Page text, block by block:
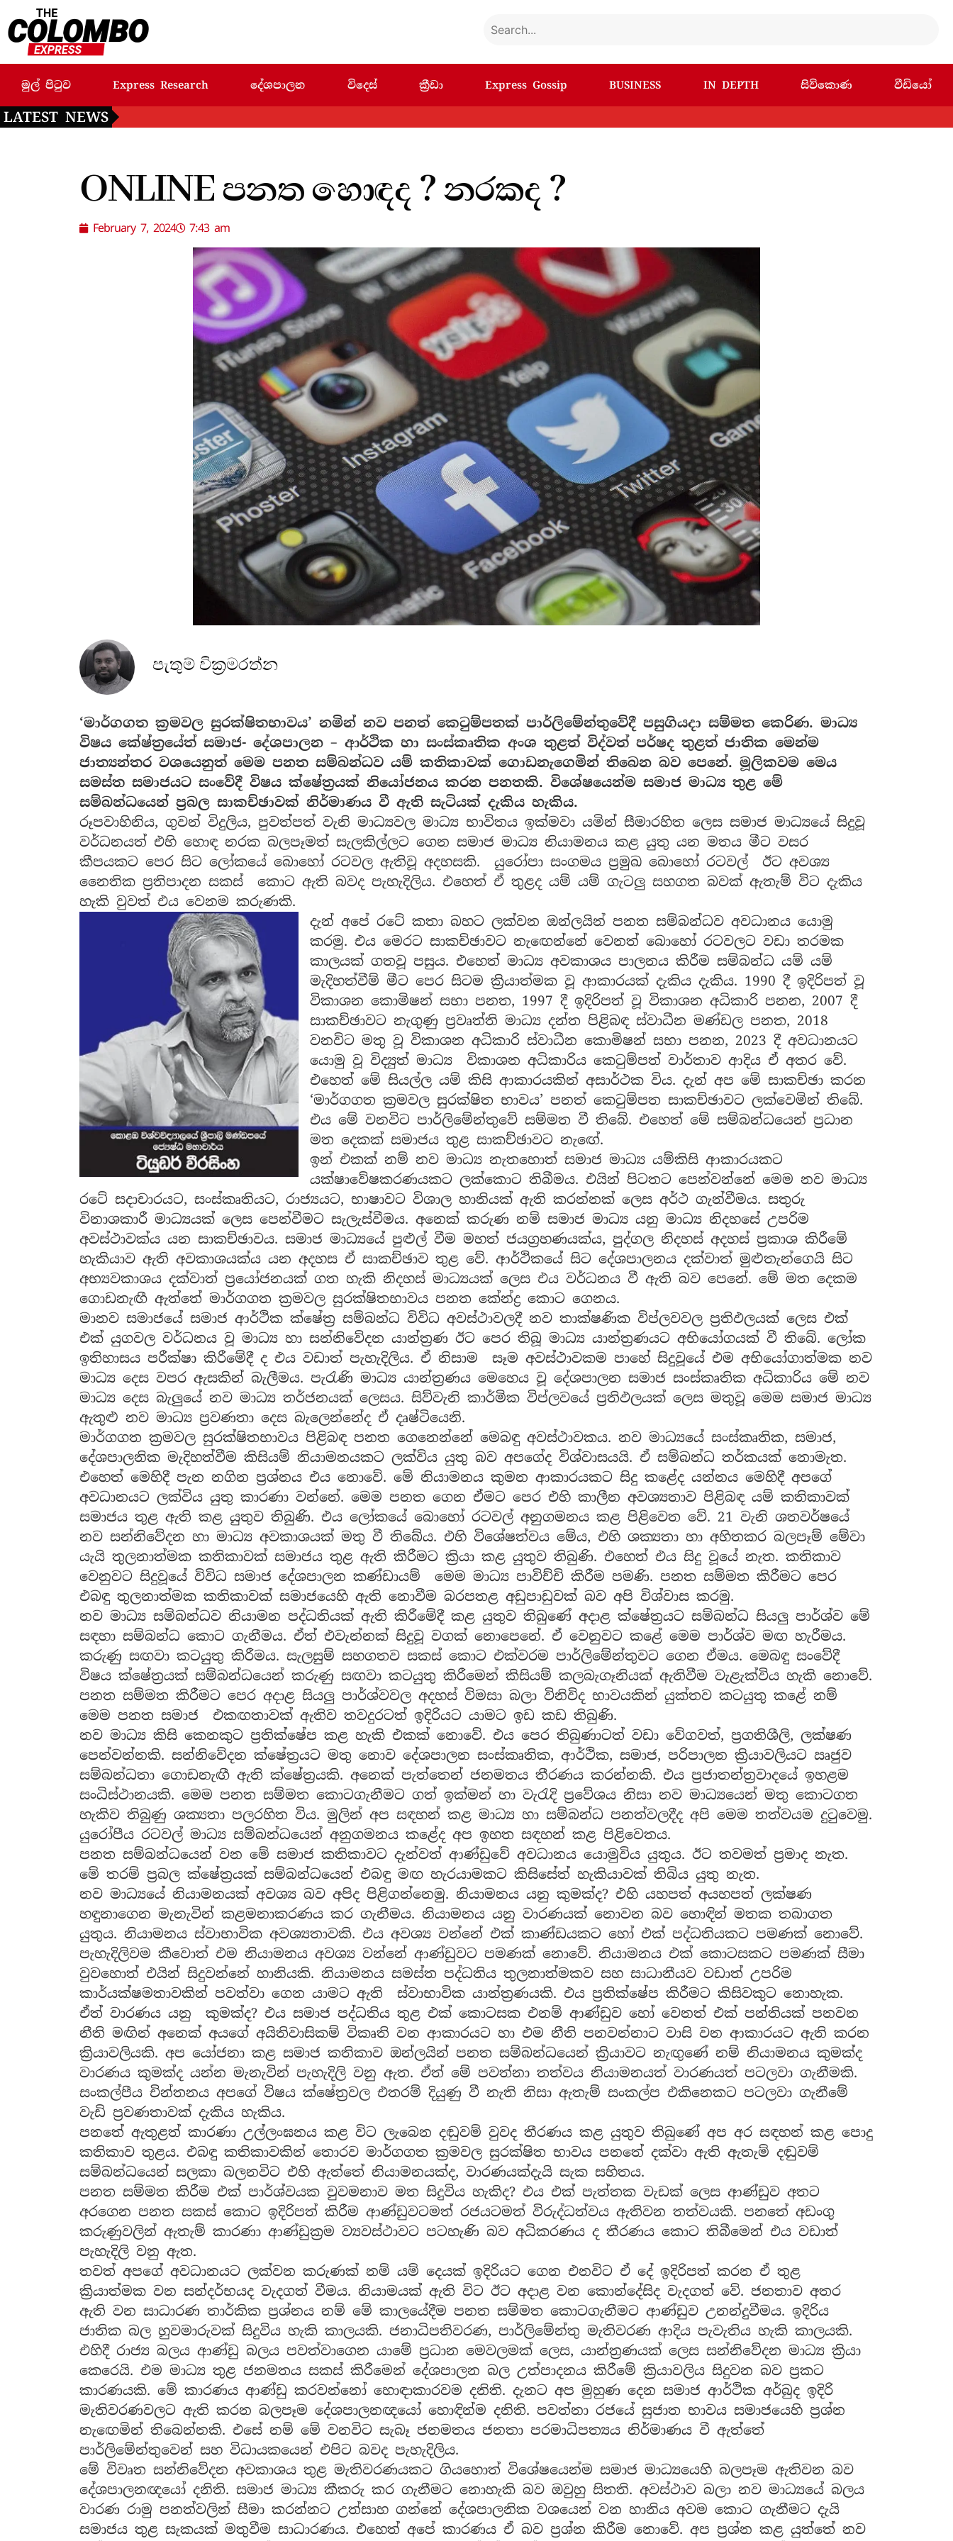
මුල් පිටුව Express Research දේශපාලන විදෙස් ක්‍රීඩා Express Gossip BUSINESS IN DEPTH සිව්කොණ වීඩියෝ
LATEST NEWS
ONLINE පනත හොඳද ? නරකද ?
February 7, 2024 7:43 am
පැතුම් වික්‍රමරත්න
‘මාර්ගගත ක්‍රමවල සුරක්ෂිතභාවය’ නමින් නව පනත් කෙටුම්පතක් පාර්ලිමේන්තුවේදී පසුගියදා සම්මත කෙරිණ. මාධ්‍ය
විෂය කේෂ්ත්‍රයේත් සමාජ- දේශපාලන – ආර්ථික හා සංස්කෘතික අංශ තුළත් විද්වත් පර්ෂද තුළත් ජාතික මෙන්ම
ජාත්‍යන්තර වශයෙනුත් මෙම පනත සම්බන්ධව යම් කතිකාවක් ගොඩනැගෙමින් තිබෙන බව පෙනේ. මූලිකවම මෙය
සමස්ත සමාජයට සංවේදී විෂය ක්ෂේත්‍රයක් නියෝජනය කරන පනතකි. විශේෂයෙන්ම සමාජ මාධ්‍ය තුළ මේ
සම්බන්ධයෙන් ප්‍රබල සාකච්ඡාවක් නිර්මාණය වී ඇති සැටියක් දැකිය හැකිය.
රූපවාහිනිය, ගුවන් විදුලිය, පුවත්පත් වැනි මාධ්‍යවල මාධ්‍ය භාවිතය ඉක්මවා යමින් සීමාරහිත ලෙස සමාජ මාධ්‍යයේ සිදුවූ
වර්ධනයත් එහි හොඳ නරක බලපෑමත් සැලකිල්ලට ගෙන සමාජ මාධ්‍ය නියාමනය කළ යුතු යන මතය මීට වසර
කීපයකට පෙර සිට ලෝකයේ බොහෝ රටවල ඇතිවූ අදහසකි. යුරෝපා සංගමය ප්‍රමුඛ බොහෝ රටවල් ඊට අවශ්‍ය
නෛතික ප්‍රතිපාදන සකස් කොට ඇති බවද පැහැදිලිය. එහෙත් ඒ තුළද යම් යම් ගැටලු සහගත බවක් ඇතැම් විට දැකිය
හැකි වුවත් එය වෙනම කරුණකි.
දැන් අපේ රටේ කතා බහට ලක්වන ඔන්ලයින් පනත සම්බන්ධව අවධානය යොමු
කරමු. එය මෙරට සාකච්ඡාවට නැඟෙන්නේ වෙනත් බොහෝ රටවලට වඩා තරමක
කාලයක් ගතවූ පසුය. එහෙත් මාධ්‍ය අවකාශය පාලනය කිරීම සම්බන්ධ යම් යම්
මැදිහත්වීම් මීට පෙර සිටම ක්‍රියාත්මක වූ ආකාරයක් දැකිය දැකිය. 1990 දී ඉදිරිපත් වූ
විකාශන කොමිෂන් සභා පනත, 1997 දී ඉදිරිපත් වූ විකාශන අධිකාරි පනන, 2007 දී
සාකච්ඡාවට නැගුණු ප්‍රවෘත්ති මාධ්‍ය දන්ත පිළිබඳ ස්වාධීන මණ්ඩල පනත, 2018
වනවිට මතු වූ විකාශන අධිකාරි ස්වාධීන කොමිෂන් සභා පනන, 2023 දී අවධානයට
යොමු වූ විද්‍යුත් මාධ්‍ය විකාශන අධිකාරිය කෙටුම්පත් වාර්තාව ආදිය ඒ අතර වේ.
එහෙත් මේ සියල්ල යම් කිසි ආකාරයකින් අසාර්ථක විය. දැන් අප මේ සාකච්ඡා කරන
‘මාර්ගගත ක්‍රමවල සුරක්ෂිත භාවය’ පනත් කෙටුම්පත සාකච්ඡාවට ලක්වෙමින් තිබේ.
එය මේ වනවිට පාර්ලිමේන්තුවේ සම්මත වී තිබේ. එහෙත් මේ සම්බන්ධයෙන් ප්‍රධාන
මත දෙකක් සමාජය තුළ සාකච්ඡාවට නැඟේ.
ඉන් එකක් නම් නව මාධ්‍ය නැතහොත් සමාජ මාධ්‍ය යම්කිසි ආකාරයකට
යක්ෂාවේෂකරණයකට ලක්කොට තිබීමය. එයින් පිටතට පෙන්වන්නේ මෙම නව මාධ්‍ය
රටේ සදාචාරයට, සංස්කෘතියට, රාජ්‍යයට, භාෂාවට විශාල හානියක් ඇති කරන්නක් ලෙස අර්ථ ගැන්වීමය. සතුරු
විනාශකාරී මාධ්‍යයක් ලෙස පෙන්වීමට සැලැස්වීමය. අනෙක් කරුණ නම් සමාජ මාධ්‍ය යනු මාධ්‍ය නිදහසේ උපරිම
අවස්ථාවක්ය යන සාකච්ඡාවය. සමාජ මාධ්‍යයේ පුළුල් වීම මහත් ජයග්‍රහණයක්ය, පුද්ගල නිදහස් අදහස් ප්‍රකාශ කිරීමේ
හැකියාව ඇති අවකාශයක්ය යන අදහස ඒ සාකච්ඡාව තුළ වේ. ආර්ථිකයේ සිට දේශපාලනය දක්වාත් මුළුතැන්ගෙයි සිට
අභ්‍යවකාශය දක්වාත් ප්‍රයෝජනයක් ගත හැකි නිදහස් මාධ්‍යයක් ලෙස එය වර්ධනය වී ඇති බව පෙනේ. මේ මත දෙකම
ගොඩනැඟී ඇත්තේ මාර්ගගත ක්‍රමවල සුරක්ෂිතභාවය පනත කේන්ද්‍ර කොට ගෙනය.
මානව සමාජයේ සමාජ ආර්ථික ක්ෂේත්‍ර සම්බන්ධ විවිධ අවස්ථාවලදී නව තාක්ෂණික විප්ලවවල ප්‍රතිඵලයක් ලෙස එක්
එක් යුගවල වර්ධනය වූ මාධ්‍ය හා සන්නිවේදන යාන්ත්‍රණ ඊට පෙර තිබූ මාධ්‍ය යාන්ත්‍රණයට අභියෝගයක් වී තිබේ. ලෝක
ඉතිහාසය පරීක්ෂා කිරීමේදී ද එය වඩාත් පැහැදිලිය. ඒ නිසාම සෑම අවස්ථාවකම පාහේ සිදුවූයේ එම අභියෝගාත්මක නව
මාධ්‍ය දෙස වපර ඇසකින් බැලීමය. පැරැණි මාධ්‍ය යාන්ත්‍රණය මෙහෙය වූ දේශපාලන සමාජ සංස්කෘතික අධිකාරිය මේ නව
මාධ්‍ය දෙස බැලුයේ නව මාධ්‍ය තර්ජනයක් ලෙසය. සිව්වැනි කාර්මික විප්ලවයේ ප්‍රතිඵලයක් ලෙස මතුවූ මෙම සමාජ මාධ්‍ය
ඇතුළු නව මාධ්‍ය ප්‍රවණතා දෙස බැලෙන්නේද ඒ දෘෂ්ටියෙනි.
මාර්ගගත ක්‍රමවල සුරක්ෂිතභාවය පිළිබඳ පනත ගෙනෙන්නේ මෙබඳු අවස්ථාවකය. නව මාධ්‍යයේ සංස්කෘතික, සමාජ,
දේශපාලනික මැදිහත්වීම කිසියම් නියාමනයකට ලක්විය යුතු බව අපගේද විශ්වාසයයි. ඒ සම්බන්ධ තර්කයක් නොමැත.
එහෙත් මෙහිදී පැන නගින ප්‍රශ්නය එය නොවේ. මේ නියාමනය කුමන ආකාරයකට සිදු කළේද යන්නය මෙහිදී අපගේ
අවධානයට ලක්විය යුතු කාරණා වන්නේ. මෙම පනත ගෙන ඒමට පෙර එහි කාලීන අවශ්‍යතාව පිළිබඳ යම් කතිකාවක්
සමාජය තුළ ඇති කළ යුතුව තිබුණි. එය ලෝකයේ බොහෝ රටවල් අනුගමනය කළ පිළිවෙත වේ. 21 වැනි ශතවර්ෂයේ
නව සන්නිවේදන හා මාධ්‍ය අවකාශයක් මතු වී තිබේය. එහි විශේෂත්වය මේය, එහි ශක්‍යතා හා අහිතකර බලපෑම් මේවා
යැයි තුලනාත්මක කතිකාවක් සමාජය තුළ ඇති කිරීමට ක්‍රියා කළ යුතුව තිබුණි. එහෙත් එය සිදු වූයේ නැත. කතිකාව
වෙනුවට සිදුවූයේ විවිධ සමාජ දේශපාලන කණ්ඩායම් මෙම මාධ්‍ය පාවිච්චි කිරීම පමණි. පනත සම්මත කිරීමට පෙර
එබඳු තුලනාත්මක කතිකාවක් සමාජයෙහි ඇති නොවීම බරපතළ අඩුපාඩුවක් බව අපි විශ්වාස කරමු.
නව මාධ්‍ය සම්බන්ධව නියාමන පද්ධතියක් ඇති කිරීමේදී කළ යුතුව තිබුණේ අදාළ ක්ෂේත්‍රයට සම්බන්ධ සියලු පාර්ශ්ව මේ
සඳහා සම්බන්ධ කොට ගැනීමය. ඒත් එවැන්නක් සිදුවූ වගක් නොපෙනේ. ඒ වෙනුවට කළේ මෙම පාර්ශ්ව මඟ හැරීමය.
කරුණු සඟවා කටයුතු කිරීමය. සැලසුම් සහගතව සකස් කොට එක්වරම පාර්ලිමේන්තුවට ගෙන ඒමය. මෙබඳු සංවේදී
විෂය ක්ෂේත්‍රයක් සම්බන්ධයෙන් කරුණු සඟවා කටයුතු කිරීමෙන් කිසියම් කලබැගෑනියක් ඇතිවීම වැළැක්විය හැකි නොවේ.
පනත සම්මත කිරීමට පෙර අදාළ සියලු පාර්ශ්වවල අදහස් විමසා බලා විනිවිද භාවයකින් යුක්තව කටයුතු කළේ නම්
මෙම පනත සමාජ එකඟතාවක් ඇතිව තවදුරටත් ඉදිරියට යාමට ඉඩ කඩ තිබුණි.
නව මාධ්‍ය කිසි කෙනකුට ප්‍රතික්ෂේප කළ හැකි එකක් නොවේ. එය පෙර තිබුණාටත් වඩා වේගවත්, ප්‍රගතිශීලි, ලක්ෂණ
පෙන්වන්නකි. සන්නිවේදන ක්ෂේත්‍රයට මතු නොව දේශපාලන සංස්කෘතික, ආර්ථික, සමාජ, පරිපාලන ක්‍රියාවලියට ඍජුව
සම්බන්ධතා ගොඩනැඟී ඇති ක්ෂේත්‍රයකි. අනෙක් පැත්තෙන් ජනමතය තීරණය කරන්නකි. එය ප්‍රජාතන්ත්‍රවාදයේ ඉහළම
සංධිස්ථානයකි. මෙම පනත සම්මත කොටගැනීමට ගත් ඉක්මන් හා වැරැදි ප්‍රවේශය නිසා නව මාධ්‍යයෙන් මතු කොටගත
හැකිව තිබුණු ශක්‍යතා පලරහිත විය. මුලින් අප සඳහන් කළ මාධ්‍ය හා සම්බන්ධ පනත්වලදීද අපි මෙම තත්වයම දුටුවෙමු.
යුරෝපීය රටවල් මාධ්‍ය සම්බන්ධයෙන් අනුගමනය කළේද අප ඉහත සඳහන් කළ පිළිවෙතය.
පනත සම්බන්ධයෙන් වන මේ සමාජ කතිකාවට දැන්වත් ආණ්ඩුවේ අවධානය යොමුවිය යුතුය. ඊට තවමත් ප්‍රමාද නැත.
මේ තරම් ප්‍රබල ක්ෂේත්‍රයක් සම්බන්ධයෙන් එබඳු මඟ හැරයාමකට කිසිසේත් හැකියාවක් තිබිය යුතු නැත.
නව මාධ්‍යයේ නියාමනයක් අවශ්‍ය බව අපිද පිළිගන්නෙමු. නියාමනය යනු කුමක්ද? එහි යහපත් අයහපත් ලක්ෂණ
හඳුනාගෙන මැනැවින් කළමනාකරණය කර ගැනීමය. නියාමනය යනු වාරණයක් නොවන බව හොඳින් මතක තබාගත
යුතුය. නියාමනය ස්වාභාවික අවශ්‍යතාවකි. එය අවශ්‍ය වන්නේ එක් කාණ්ඩයකට හෝ එක් පද්ධතියකට පමණක් නොවේ.
පැහැදිලිවම කීවොත් එම නියාමනය අවශ්‍ය වන්නේ ආණ්ඩුවට පමණක් නොවේ. නියාමනය එක් කොටසකට පමණක් සීමා
වුවහොත් එයින් සිදුවන්නේ හානියකි. නියාමනය සමස්ත පද්ධතිය තුලනාත්මකව සහ සාධානීයව වඩාත් උපරිම
කාර්යක්ෂමතාවකින් පවත්වා ගෙන යාමට ඇති ස්වාභාවික යාන්ත්‍රණයකි. එය ප්‍රතික්ෂේප කිරීමට කිසිවකුට නොහැක.
ඒත් වාරණය යනු කුමක්ද? එය සමාජ පද්ධතිය තුළ එක් කොටසක එනම් ආණ්ඩුව හෝ වෙනත් එක් පන්තියක් පනවන
නීති මඟින් අනෙක් අයගේ අයිතිවාසිකම් විකෘති වන ආකාරයට හා එම නීති පනවන්නාට වාසි වන ආකාරයට ඇති කරන
ක්‍රියාවලියකි. අප යෝජනා කළ සමාජ කතිකාව ඔන්ලයින් පනත සම්බන්ධයෙන් ක්‍රියාවට නැඟුණේ නම් නියාමනය කුමක්ද
වාරණය කුමක්ද යන්න මැනැවින් පැහැදිලි වනු ඇත. ඒත් මේ පවත්නා තත්වය නියාමනයත් වාරණයත් පටලවා ගැනීමකි.
සංකල්පීය චින්තනය අපගේ විෂය ක්ෂේත්‍රවල එතරම් දියුණු වී නැති නිසා ඇතැම් සංකල්ප එකිනෙකට පටලවා ගැනීමේ
වැඩි ප්‍රවණතාවක් දැකිය හැකිය.
පනතේ ඇතුළත් කාරණා උල්ලංඝනය කළ විට ලැබෙන දඬුවම් වුවද තීරණය කළ යුතුව තිබුණේ අප අර සඳහන් කළ පොදු
කතිකාව තුළය. එබඳු කතිකාවකින් තොරව මාර්ගගත ක්‍රමවල සුරක්ෂිත භාවය පනතේ දක්වා ඇති ඇතැම් දඬුවම්
සම්බන්ධයෙන් සලකා බලනවිට එහි ඇත්තේ නියාමනයක්ද, වාරණයක්දැයි සැක සහිතය.
පනත සම්මත කිරීම එක් පාර්ශ්වයක වුවමනාව මත සිදුවිය හැකිද? එය එක් පැත්තක වැඩක් ලෙස ආණ්ඩුව අතට
අරගෙන පනත සකස් කොට ඉදිරිපත් කිරීම ආණ්ඩුවටමත් රජයටමත් විරුද්ධත්වය ඇතිවන තත්වයකි. පනතේ අඩංගු
කරුණුවලින් ඇතැම් කාරණා ආණ්ඩුක්‍රම ව්‍යවස්ථාවට පටහැණි බව අධිකරණය ද තීරණය කොට තිබීමෙන් එය වඩාත්
පැහැදිලි වනු ඇත.
තවත් අපගේ අවධානයට ලක්වන කරුණක් නම් යම් දෙයක් ඉදිරියට ගෙන එනවිට ඒ දේ ඉදිරිපත් කරන ඒ තුළ
ක්‍රියාත්මක වන සන්දර්භයද වැදගත් වීමය. නියාමයක් ඇති විට ඊට අදාළ වන කොන්දේසිද වැදගත් වේ. ජනතාව අතර
ඇති වන සාධාරණ තාර්කික ප්‍රශ්නය නම් මේ කාලයේදීම පනත සම්මත කොටගැනීමට ආණ්ඩුව උනන්දුවීමය. ඉදිරිය
ජාතික බල හුවමාරුවක් සිදුවිය හැකි කාලයකි. ජනාධිපතිවරණ, පාර්ලිමේන්තු මැතිවරණ ආදිය පැවැතිය හැකි කාලයකි.
එහිදී රාජ්‍ය බලය ආණ්ඩු බලය පවත්වාගෙන යාමේ ප්‍රධාන මෙවලමක් ලෙස, යාන්ත්‍රණයක් ලෙස සන්නිවේදන මාධ්‍ය ක්‍රියා
කෙරෙයි. එම මාධ්‍ය තුළ ජනමතය සකස් කිරීමෙන් දේශපාලන බල උත්පාදනය කිරීමේ ක්‍රියාවලිය සිදුවන බව ප්‍රකට
කාරණයකි. මේ කාරණය ආණ්ඩු කරවන්නෝ හොඳාකාරවම දනිති. දැනට අප මුහුණ දෙන සමාජ ආර්ථික අර්බුද ඉදිරි
මැතිවරණවලට ඇති කරන බලපෑම දේශපාලනඥයෝ හොඳින්ම දනිති. පවත්නා රජයේ සුජාත භාවය සමාජයෙහි ප්‍රශ්න
නැඟෙමින් තිබෙන්නකි. එසේ නම් මේ වනවිට සැබෑ ජනමතය ජනතා පරමාධිපත්‍යය නිර්මාණය වී ඇත්තේ
පාර්ලිමේන්තුවෙන් සහ විධායකයෙන් එපිට බවද පැහැදිලිය.
මේ විවෘත සන්නිවේදන අවකාශය තුළ මැතිවරණයකට ගියහොත් විශේෂයෙන්ම සමාජ මාධ්‍යයෙහි බලපෑම ඇතිවන බව
දේශපාලනඥයෝ දනිති. සමාජ මාධ්‍ය කීකරු කර ගැනීමට නොහැකි බව ඔවුහු සිතති. අවස්ථාව බලා නව මාධ්‍යයේ බලය
වාරණ රාමු පනත්වලින් සීමා කරන්නට උත්සාහ ගන්නේ දේශපාලනික වශයෙන් වන හානිය අවම කොට ගැනීමට දැයි
සමාජය තුළ සැකයක් මතුවීම සාධාරණය. එහෙත් අපේ කාරණය ඒ බව ප්‍රශ්න කිරීම නොවේ. අප ප්‍රශ්න කළ යුත්තේ නව